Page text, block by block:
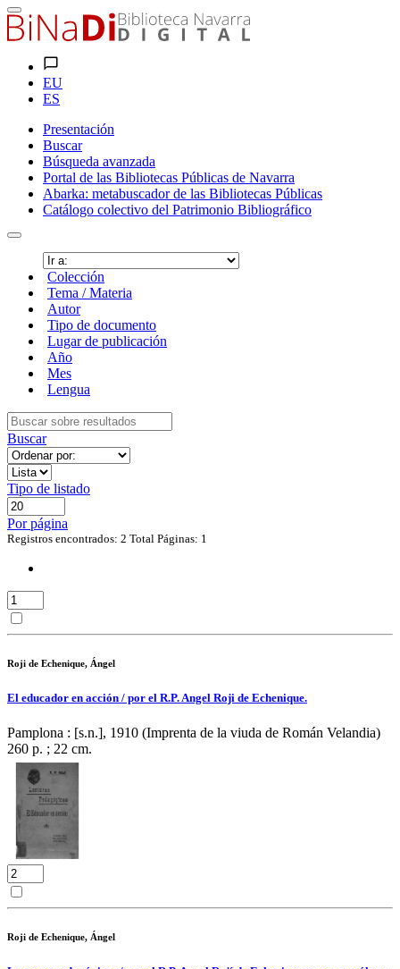
EU
ES
Presentación
Buscar
Búsqueda avanzada
Portal de las Bibliotecas Públicas de Navarra
Abarka: metabuscador de las Bibliotecas Públicas
Catálogo colectivo del Patrimonio Bibliográfico
Colección
Tema / Materia
Autor
Tipo de documento
Lugar de publicación
Año
Mes
Lengua
Buscar
Tipo de listado
Por página
Registros encontrados: 2 Total Páginas: 1
Roji de Echenique, Ángel
El educador en acción / por el R.P. Angel Roji de Echenique.
Pamplona : [s.n.], 1910 (Imprenta de la viuda de Román Velandia)
260 p. ; 22 cm.
Roji de Echenique, Ángel